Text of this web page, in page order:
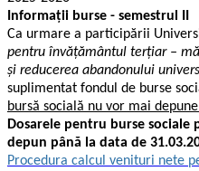
Informații burse - semestrul
Ca urmare a participării
pentru învățământul terțiar –
și reducerea abandonului
suplimentat fondul de burse
bursă socială nu vor mai
Dosarele pentru burse sociale
depun până la data de
Procedura calcul venituri nete